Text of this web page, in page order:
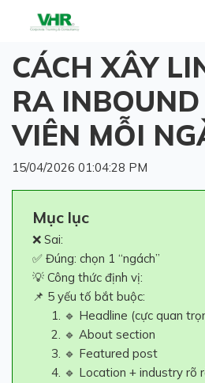
CÁCH XÂY
RA
VIÊN MỖI
15/04/2026 01:04:28 PM
Mục lục
❌ Sai:
✅ Đúng: chọn 1 “ngách”
💡 Công thức định vị:
📌 5 yếu tố bắt buộc:
🔹 Headline (cực quan
🔹 About section
🔹 Featured post
🔹 Location + industry rõ